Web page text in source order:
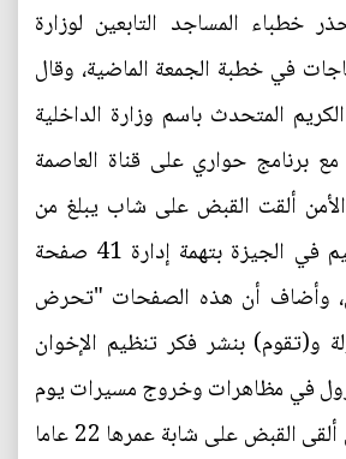
خطباء المساجد التابعين لوزارة
في خطبة الجمعة الماضية، وقال
المتحدث باسم وزارة الداخلية
برنامج حواري على قناة العاصمة
ألقت القبض على شاب يبلغ من
العمر 26 عاما ومقيم في الجيزة بتهمة إدارة 41 صفحة
وأضاف أن هذه الصفحات "تحرض
و(تقوم) بنشر فكر تنظيم الإخوان
في مظاهرات وخروج مسيرات يوم
25"، وتابع أن الأمن ألقى القبض على شابة عمرها 22 عاما